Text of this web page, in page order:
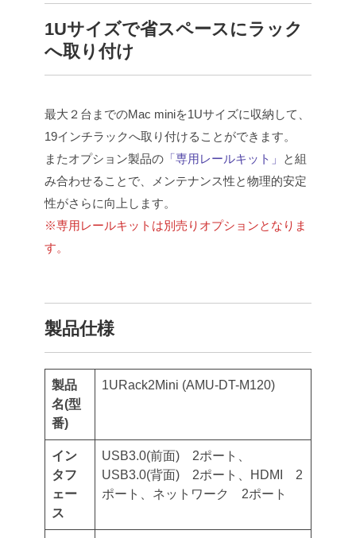
1Uサイズで省スペースにラック
へ取り付け
最大２台までのMac miniを1Uサイズに収納して、
19インチラックへ取り付けることができます。
またオプション製品の 「専用レールキット」
と組
み合わせることで、メンテナンス性と物理的安定
性がさらに向上します。
※専用レールキットは別売りオプションとなりま
す。
製品仕様
製品
名(型
番)
1URack2Mini (AMU-DT-M120)
イン
タフ
ェー
ス
USB3.0(前面) 2ポート、
USB3.0(背面) 2ポート、HDMI 2
ポート、ネットワーク 2ポート